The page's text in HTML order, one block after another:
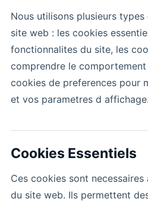
Nous utilisons plusieurs
site web : les cookies
fonctionnalites du site, les
comprendre le
cookies de preferences pour
et vos parametres d affichage.
Cookies Essentiels
Ces cookies sont
du site web. Ils permettent